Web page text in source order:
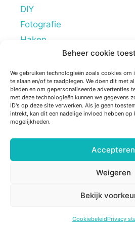
Beheer cookie
We gebruiken technologieën zoals cookies
te slaan en/of te raadplegen. We doen dit met
bieden en om gepersonaliseerde advertenties
met deze technologieën kunnen we gegevens
ID's op deze site verwerken. Als je geen
intrekt, kan dit een nadelige invloed hebben op
mogelijkheden.
Accepteren
Weigeren
Bekijk
CookiebeleidPrivacy
DIY
Fotografie
Haken
Lifestyle
Mindstyle
Overig
Persoonlijke blogs
Ziek zijn
© 2026 Sugarframe•